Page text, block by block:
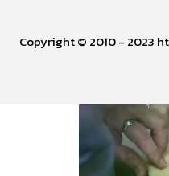
Copyright © 2010 - 2023